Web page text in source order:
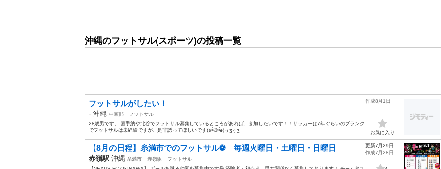
沖縄のフットサル(スポーツ)の投稿一覧
フットサルがしたい！
- 沖縄 中頭郡
フットサル
28歳男です。 嘉手納や北谷でフットサル募集しているところがあれば、参加したいです！！サッカーは7年ぐらいのブランク
でフットサルは未経験ですが、是非誘ってほしいです(๑•́🐽•̀๑)ぅʓぅʓ
作成8月1日
お気に入り
【8月の日程】糸満市でのフットサル⚽️ 毎週火曜日・土曜日・日曜日
赤嶺駅 沖縄 糸満市 赤嶺駅
フットサル
更新7月29日
作成7月28日